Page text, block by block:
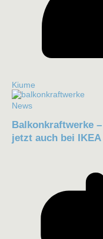
Kiume
News
Balkonkraftwerke
jetzt auch bei IKEA